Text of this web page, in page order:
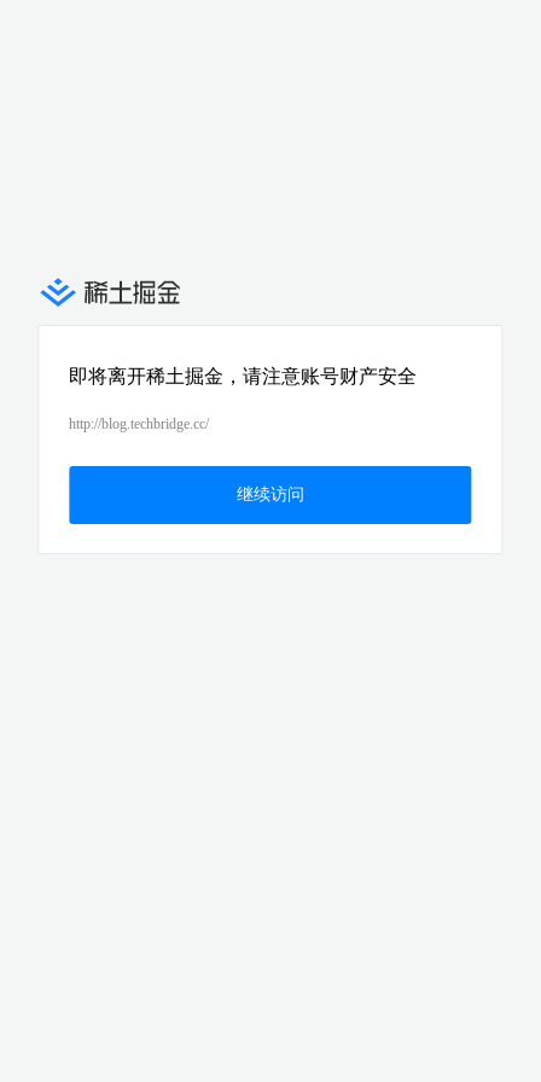
即将离开稀土掘金，请注意账号财产安全
http://blog.techbridge.cc/
继续访问